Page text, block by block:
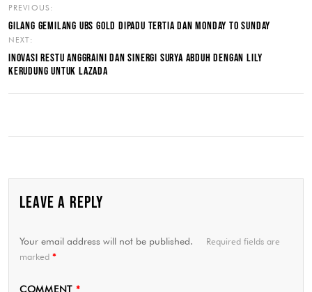
PREVIOUS:
GILANG GEMILANG UBS GOLD DIPADU TERTIA DAN MONDAY TO SUNDAY
NEXT:
INOVASI RESTU ANGGRAINI DAN SINERGI SURYA ABDUH DENGAN LILY
KERUDUNG UNTUK LAZADA
LEAVE A REPLY
Your email address will not be published.
Required fields are
marked *
COMMENT *